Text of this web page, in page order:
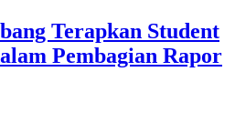
Terapkan Student
Pembagian Rapor